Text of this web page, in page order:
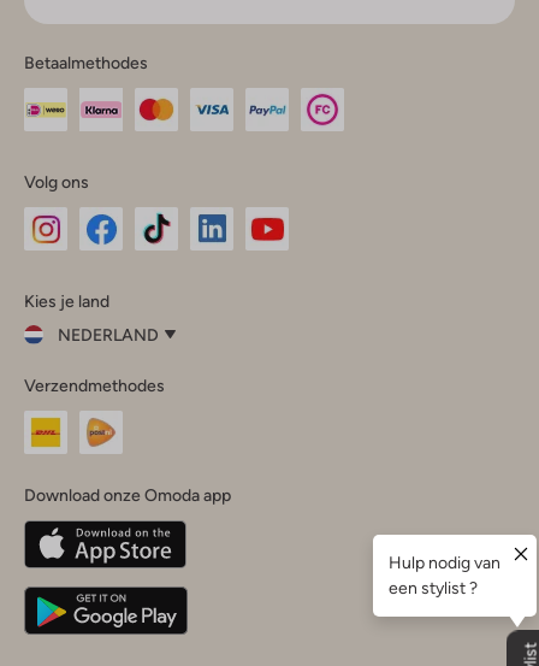
Betaalmethodes
Volg ons
InstagramFacebook
Kies je land
NEDERLAND
je
land
Nederland
Belgique(Français)
Deutschland
Verzendmethodes
Download onze Omoda app